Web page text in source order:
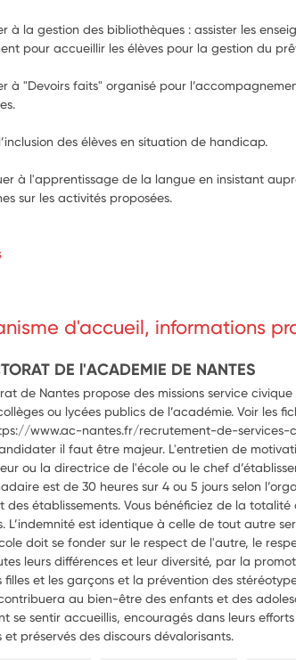
à la gestion des bibliothèques : assister les
pour accueillir les élèves pour la gestion du
à "Devoirs faits" organisé pour
des élèves en situation de handicap.
à l'apprentissage de la langue en insistant
sur les activités proposées.
d'accueil, informations
DE l'ACADEMIE DE NANTES
de Nantes propose des missions service civique
ou lycées publics de l’académie. Voir les
www.ac-nantes.fr/recrutement-de-services-
il faut être majeur. L'entretien de
ou la directrice de l'école ou le chef
est de 30 heures sur 4 ou 5 jours selon
des établissements. Vous bénéficiez de la totalité
L’indemnité est identique à celle de tout autre
doit se fonder sur le respect de l'autre, le
leurs différences et leur diversité, par la
filles et les garçons et la prévention des
au bien-être des enfants et des
se sentir accueillis, encouragés dans leurs
et préservés des discours dévalorisants.